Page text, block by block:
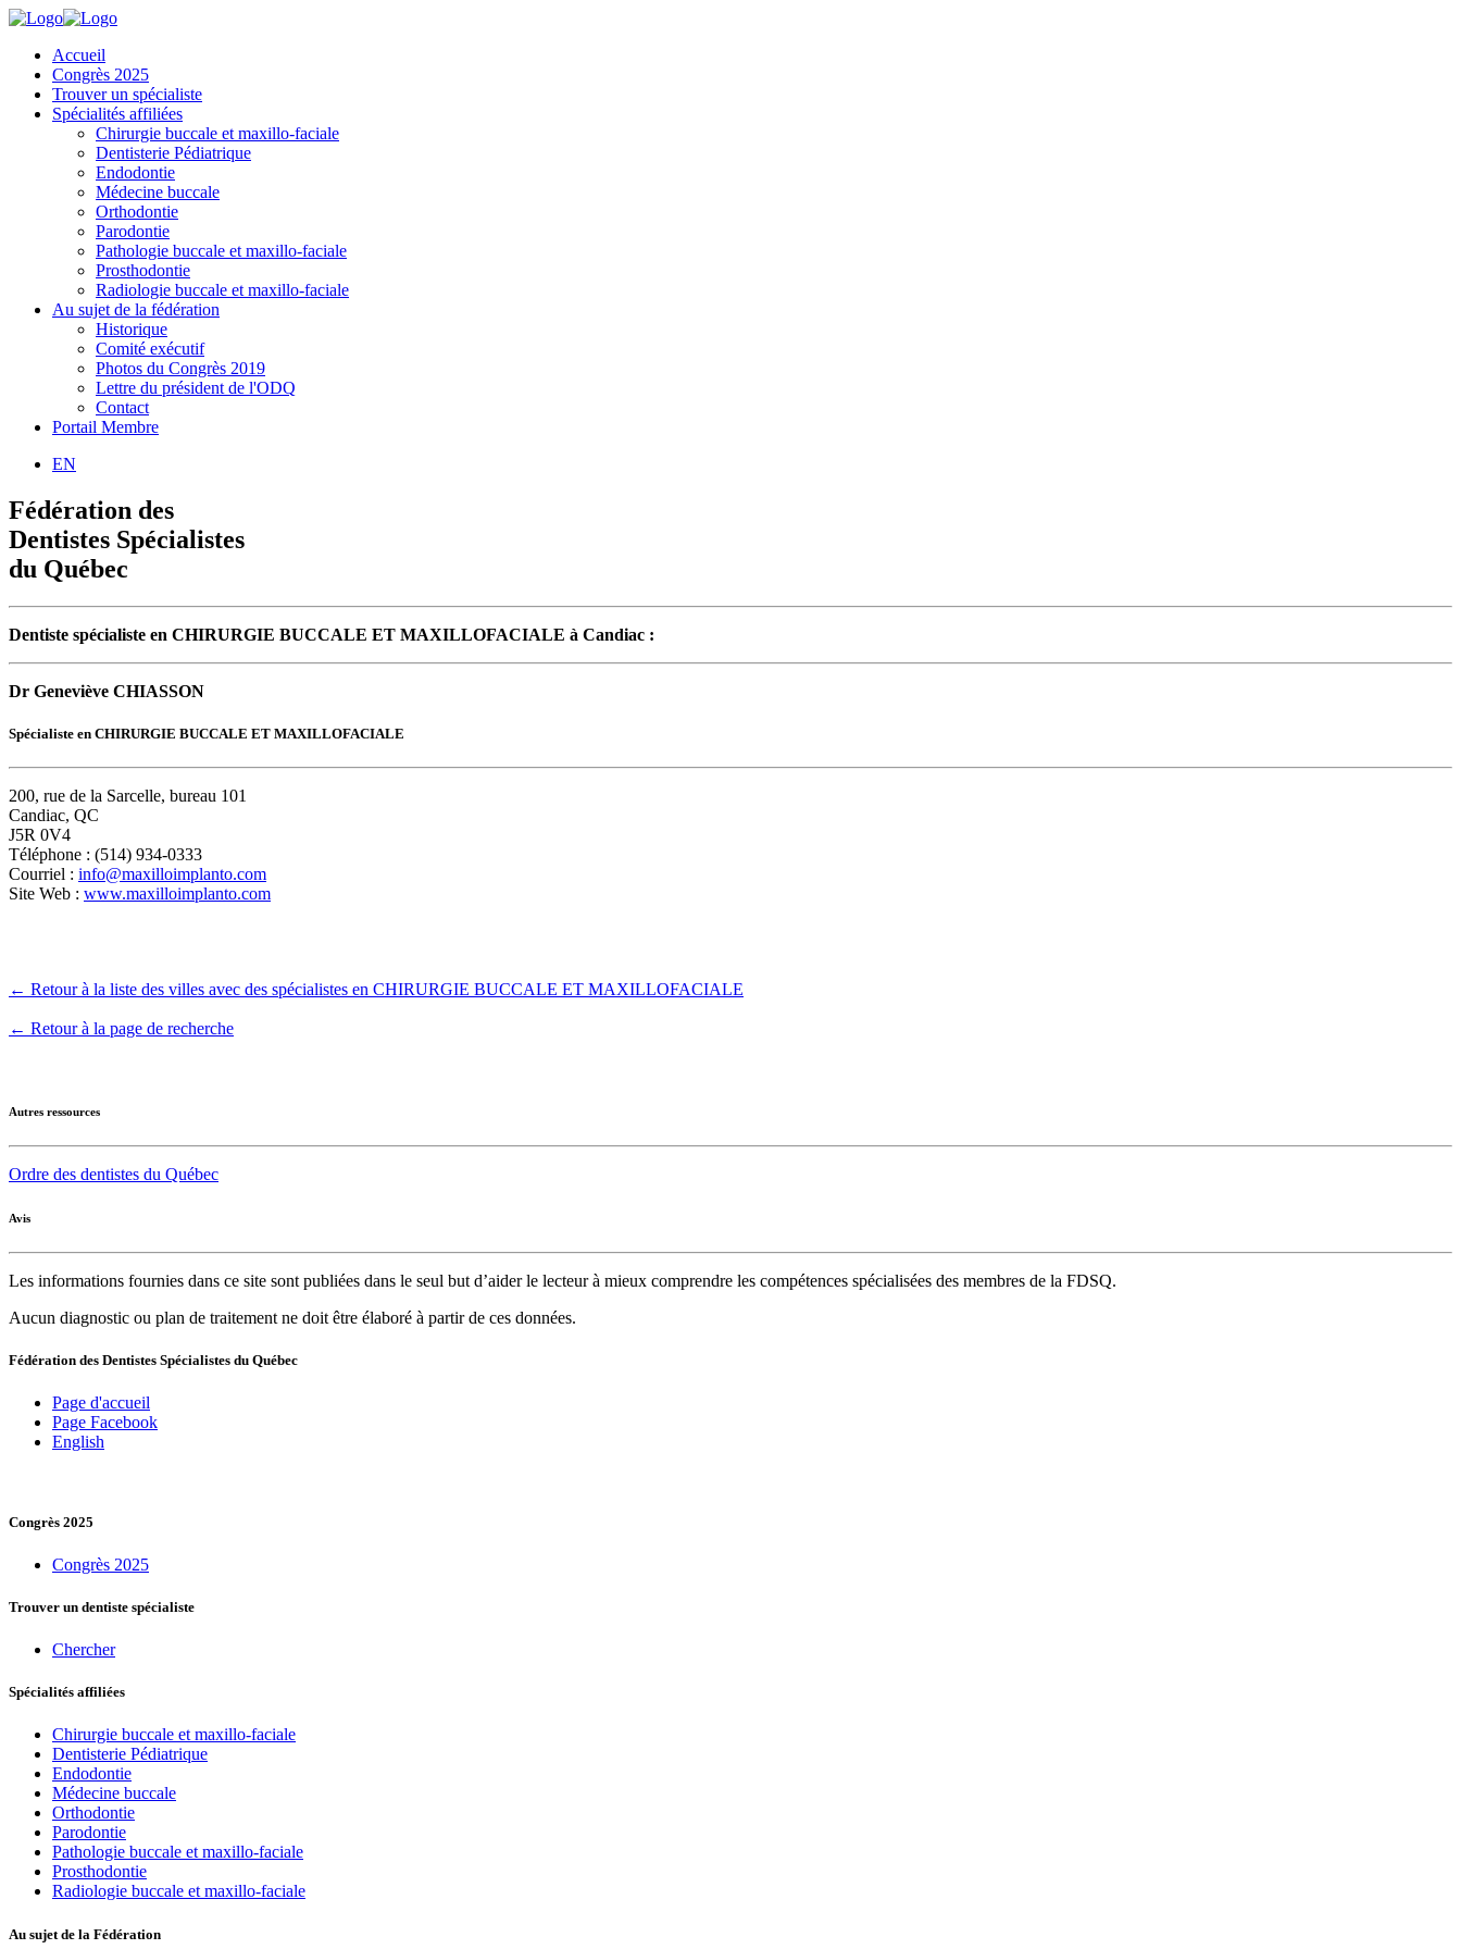
Accueil
Congrès 2025
Trouver un spécialiste
Spécialités affiliées
Chirurgie buccale et maxillo-faciale
Dentisterie Pédiatrique
Endodontie
Médecine buccale
Orthodontie
Parodontie
Pathologie buccale et maxillo-faciale
Prosthodontie
Radiologie buccale et maxillo-faciale
Au sujet de la fédération
Historique
Comité exécutif
Photos du Congrès 2019
Lettre du président de l'ODQ
Contact
Portail Membre
EN
Fédération des
Dentistes Spécialistes
du Québec
Dentiste spécialiste en CHIRURGIE BUCCALE ET MAXILLOFACIALE à Candiac :
Dr Geneviève CHIASSON
Spécialiste en CHIRURGIE BUCCALE ET MAXILLOFACIALE
200, rue de la Sarcelle, bureau 101
Candiac, QC
J5R 0V4
Téléphone : (514) 934-0333
Courriel : info@maxilloimplanto.com
Site Web : www.maxilloimplanto.com
← Retour à la liste des villes avec des spécialistes en CHIRURGIE BUCCALE ET MAXILLOFACIALE
← Retour à la page de recherche
Autres ressources
Ordre des dentistes du Québec
Avis
Les informations fournies dans ce site sont publiées dans le seul but d’aider le lecteur à mieux comprendre les compétences spécialisées des membres de la FDSQ.
Aucun diagnostic ou plan de traitement ne doit être élaboré à partir de ces données.
Fédération des Dentistes Spécialistes du Québec
Page d'accueil
Page Facebook
English
Congrès 2025
Congrès 2025
Trouver un dentiste spécialiste
Chercher
Spécialités affiliées
Chirurgie buccale et maxillo-faciale
Dentisterie Pédiatrique
Endodontie
Médecine buccale
Orthodontie
Parodontie
Pathologie buccale et maxillo-faciale
Prosthodontie
Radiologie buccale et maxillo-faciale
Au sujet de la Fédération